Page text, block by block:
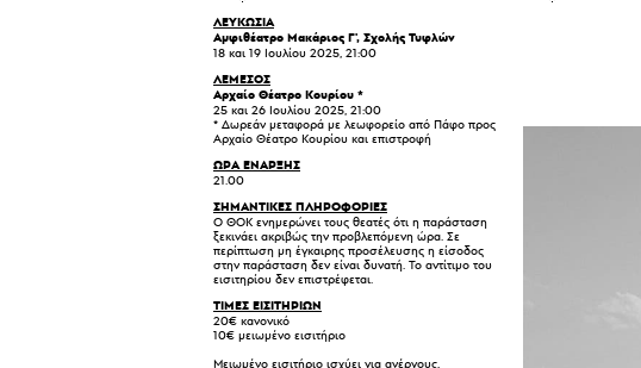
ΛΕΥΚΩΣΙΑ
Αμφιθέατρο Μακάριος Γ', Σχολής Τυφλών
18 και 19 Ιουλίου 2025, 21:00
ΛΕΜΕΣΟΣ
Αρχαίο Θέατρο Κουρίου *
25 και 26 Ιουλίου 2025, 21:00
* Δωρεάν μεταφορά με λεωφορείο από Πάφο προς
Αρχαίο Θέατρο Κουρίου και επιστροφή
ΩΡΑ ΕΝΑΡΞΗΣ
21.00
ΣΗΜΑΝΤΙΚΕΣ ΠΛΗΡΟΦΟΡΙΕΣ
Ο ΘΟΚ ενημερώνει τους θεατές ότι η παράσταση
ξεκινάει ακριβώς την προβλεπόμενη ώρα. Σε
περίπτωση μη έγκαιρης προσέλευσης η είσοδος
στην παράσταση δεν είναι δυνατή. Το αντίτιμο του
εισιτηρίου δεν επιστρέφεται.
ΤΙΜΕΣ ΕΙΣΙΤΗΡΙΩΝ
20€ κανονικό
10€ μειωμένο εισιτήριο
Μειωμένο εισιτήριο ισχύει για ανέργους,